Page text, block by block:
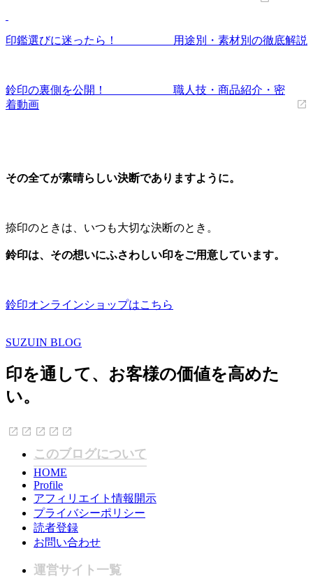
印鑑選びに迷ったら！ 用途別・素材別の徹底解説
鈴印の裏側を公開！ 職人技・商品紹介・密
着動画
その全てが素晴らしい決断でありますように。
捺印のときは、いつも大切な決断のとき。
鈴印は、その想いにふさわしい印をご用意しています。
鈴印オンラインショップはこちら
SUZUIN BLOG
印を通して、お客様の価値を高めた
い。
このブログについて
HOME
Profile
アフィリエイト情報開示
プライバシーポリシー
読者登録
お問い合わせ
運営サイト一覧